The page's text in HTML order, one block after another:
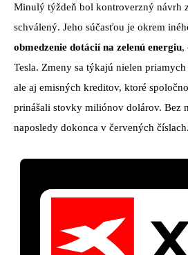
Minulý týždeň bol kontroverzný návrh
schválený. Jeho súčasťou je okrem
obmedzenie dotácií na zelenú energiu,
Tesla. Zmeny sa týkajú nielen
ale aj emisných kreditov, ktoré
prinášali stovky miliónov dolárov. Bez
naposledy dokonca v červených číslach.